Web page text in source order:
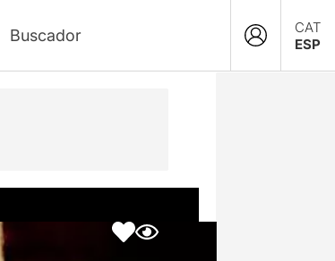
CAT
ESP